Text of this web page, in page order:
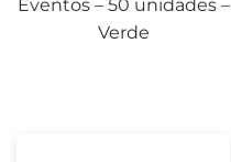
Eventos – 50 unidades –
Verde